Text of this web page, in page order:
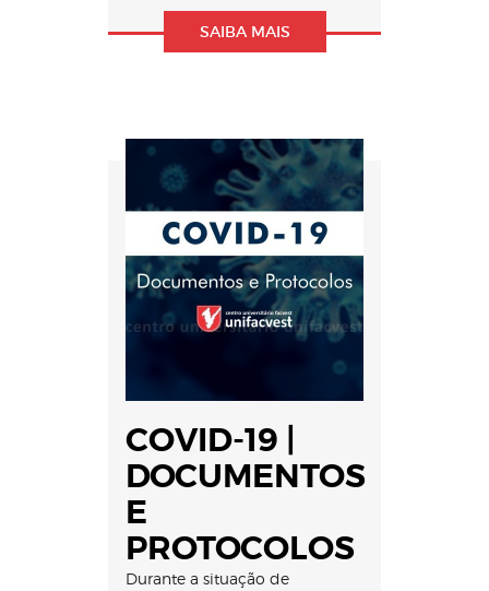
SAIBA MAIS
COVID-19 |
DOCUMENTOS
E
PROTOCOLOS
Durante a situação de